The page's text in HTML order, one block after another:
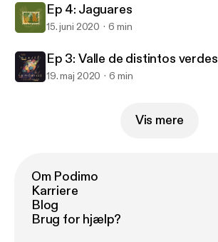
Ep 4: Jaguares
15. juni 2020 6 min
Ep 3: Valle de distintos verdes
19. maj 2020 6 min
Vis mere
Om Podimo
Karriere
Blog
Brug for hjælp?